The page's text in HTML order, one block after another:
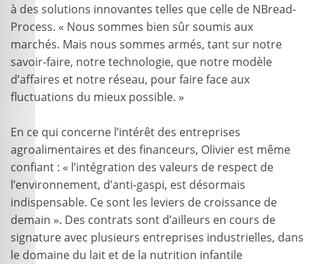
à des solutions innovantes telles que celle de NBread-
Process. « Nous sommes bien sûr soumis aux
marchés. Mais nous sommes armés, tant sur notre
savoir-faire, notre technologie, que notre modèle
d’affaires et notre réseau, pour faire face aux
fluctuations du mieux possible. »
En ce qui concerne l’intérêt des entreprises
agroalimentaires et des financeurs, Olivier est même
confiant : « l’intégration des valeurs de respect de
l’environnement, d’anti-gaspi, est désormais
indispensable. Ce sont les leviers de croissance de
demain ». Des contrats sont d’ailleurs en cours de
signature avec plusieurs entreprises industrielles, dans
le domaine du lait et de la nutrition infantile